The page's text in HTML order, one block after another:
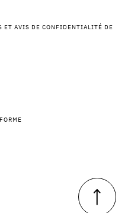
ET AVIS DE CONFIDENTIALITÉ DE